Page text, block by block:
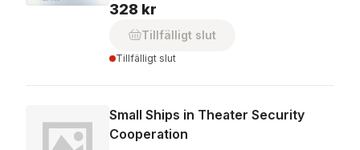
328 kr
Tillfälligt slut
Tillfälligt slut
Small Ships in Theater Security
Cooperation